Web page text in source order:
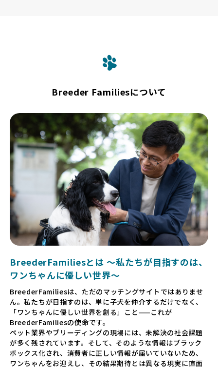
Breeder Familiesについて
BreederFamiliesとは 〜私たちが目指すのは、
ワンちゃんに優しい世界〜
BreederFamiliesは、ただのマッチングサイトではありませ
ん。私たちが目指すのは、単に子犬を仲介するだけでなく、
「ワンちゃんに優しい世界を創る」こと——これが
BreederFamiliesの使命です。
ペット業界やブリーディングの現場には、未解決の社会課題
が多く残されています。そして、そのような情報はブラック
ボックス化され、消費者に正しい情報が届いていないため、
ワンちゃんをお迎えし、その結果期待とは異なる現実に直面